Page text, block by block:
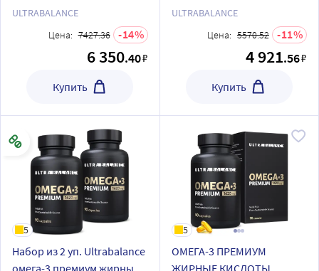
кислоты высокой
концентрации 90 шт.
капсулы массой 1620 мг
ULTRABALANCE
Цена: 7427.36 14
6 350.40₽
Купить
кислоты высокой
концентрации 90 шт.
капсулы массой 1620 мг
ULTRABALANCE
Цена: 5570.52 11
4 921.56₽
Купить
5
Набор из 2 уп. Ultrabalance
омега-3 премиум жирные
5
ОМЕГА-3 ПРЕМИУМ
ЖИРНЫЕ КИСЛОТЫ